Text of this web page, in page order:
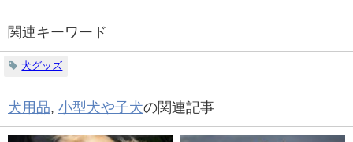
関連キーワード
犬グッズ
犬用品, 小型犬や子犬の関連記事